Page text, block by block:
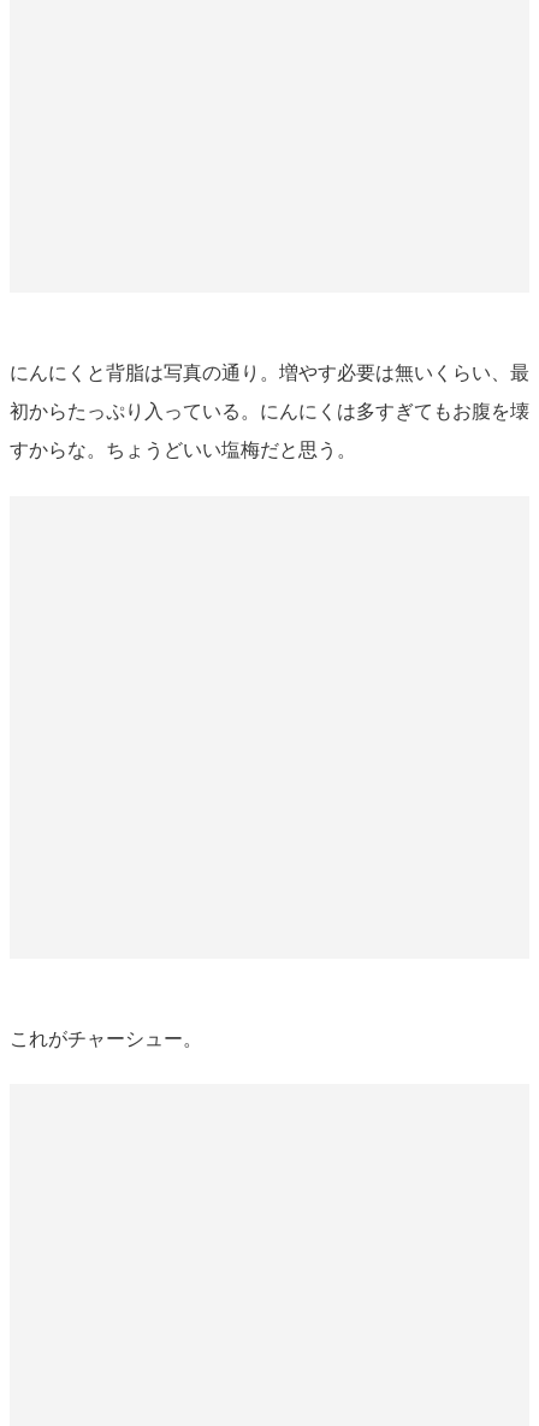
にんにくと背脂は写真の通り。増やす必要は無いくらい、最
初からたっぷり入っている。にんにくは多すぎてもお腹を壊
すからな。ちょうどいい塩梅だと思う。
これがチャーシュー。